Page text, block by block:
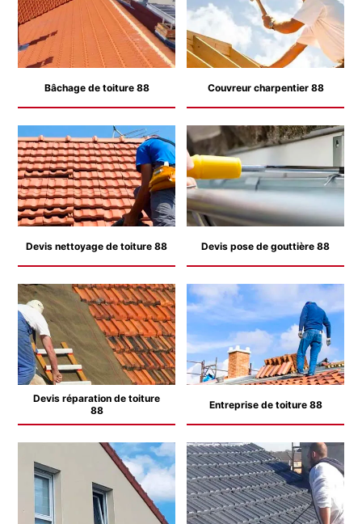
Bâchage de toiture 88 Couvreur charpentier 88
Devis nettoyage de toiture 88 Devis pose de gouttière 88
Devis réparation de toiture
88
Entreprise de toiture 88